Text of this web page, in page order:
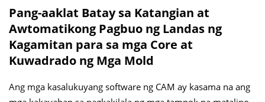
Pang-aaklat Batay sa Katangian at
Awtomatikong Pagbuo ng Landas ng
Kagamitan para sa mga Core at
Kuwadrado ng Mga Mold
Ang mga kasalukuyang software ng CAM ay kasama na ang